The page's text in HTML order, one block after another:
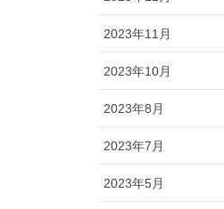
2023年11月
2023年10月
2023年8月
2023年7月
2023年5月